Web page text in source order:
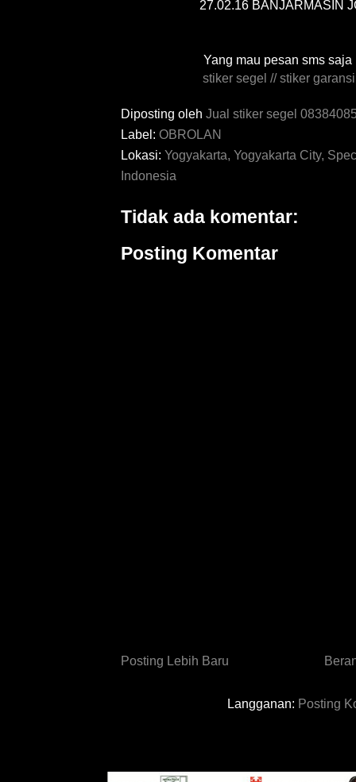
27.02.16 BANJARMASIN
Yang mau pesan sms
stiker segel // stiker
Diposting oleh Jual stiker segel
Label: OBROLAN
Lokasi: Yogyakarta, Yogyakarta City,
Indonesia
Tidak ada komentar:
Posting Komentar
Posting Lebih Baru
Langganan: Posting